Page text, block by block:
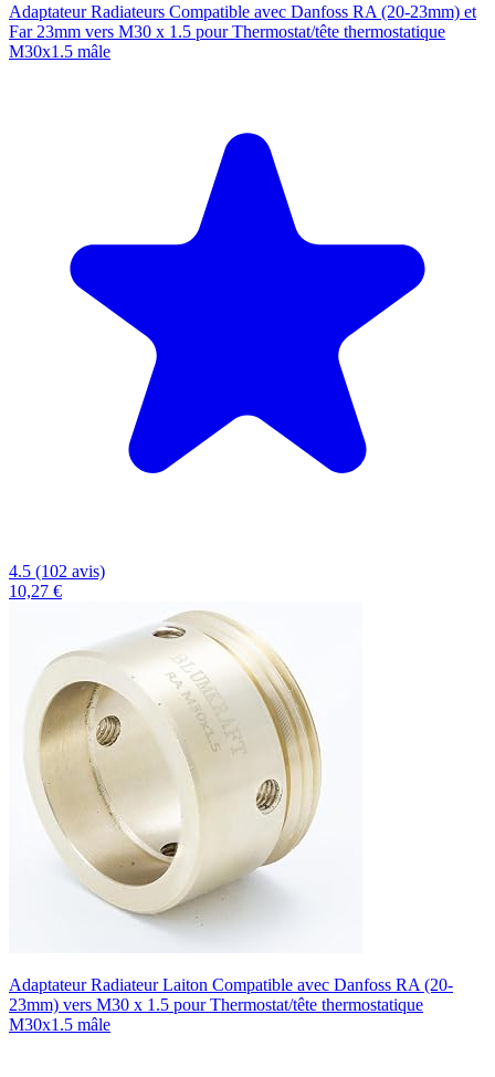
Adaptateur Radiateurs Compatible avec Danfoss RA (20-23mm) et
Far 23mm vers M30 x 1.5 pour Thermostat/tête thermostatique
M30x1.5 mâle
4.5 (102 avis)
10,27 €
Adaptateur Radiateur Laiton Compatible avec Danfoss RA (20-
23mm) vers M30 x 1.5 pour Thermostat/tête thermostatique
M30x1.5 mâle